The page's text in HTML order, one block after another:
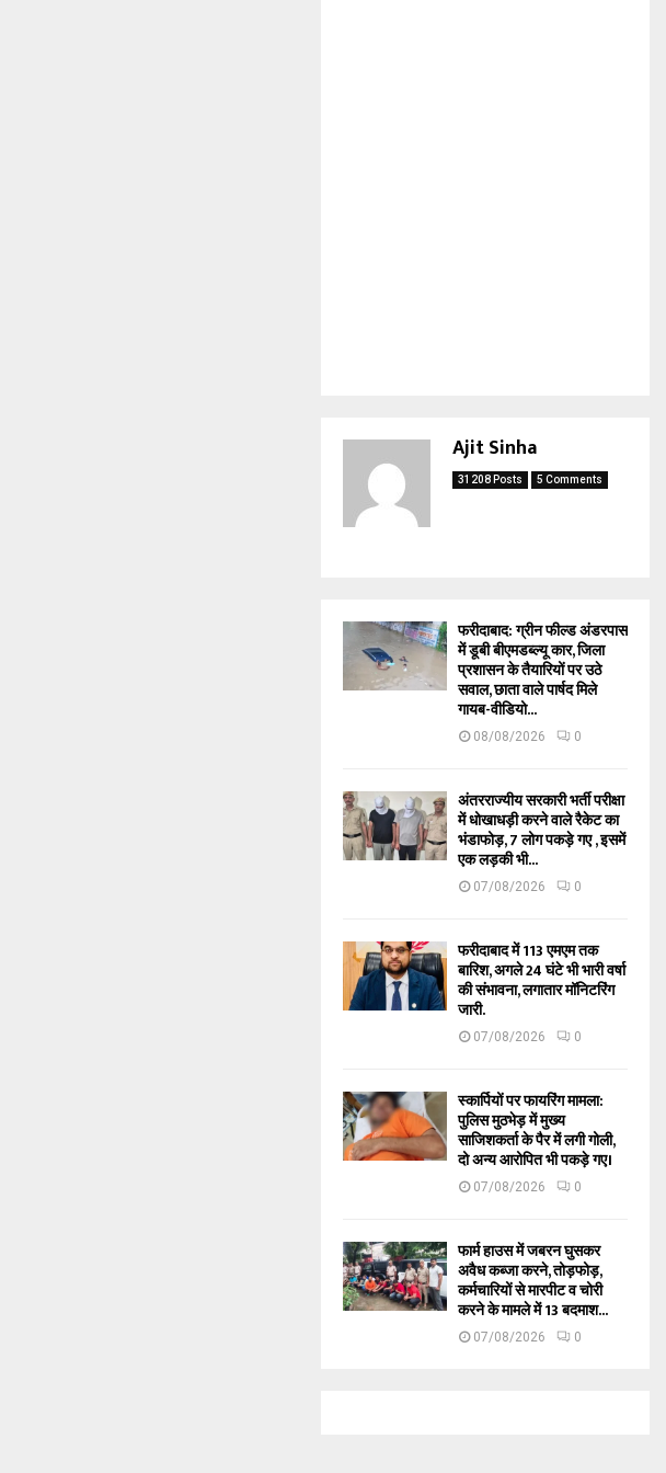
Ajit Sinha
31208 Posts 5 Comments
फरीदाबाद: ग्रीन फील्ड अंडरपास
में डूबी बीएमडब्ल्यू कार, जिला
प्रशासन के तैयारियों पर उठे
सवाल, छाता वाले पार्षद मिले
गायब-वीडियो...
08/08/2026 0
अंतरराज्यीय सरकारी भर्ती परीक्षा
में धोखाधड़ी करने वाले रैकेट का
भंडाफोड़, 7 लोग पकड़े गए , इसमें
एक लड़की भी...
07/08/2026 0
फरीदाबाद में 113 एमएम तक
बारिश, अगले 24 घंटे भी भारी वर्षा
की संभावना, लगातार मॉनिटरिंग
जारी.
07/08/2026 0
स्कार्पियों पर फायरिंग मामला:
पुलिस मुठभेड़ में मुख्य
साजिशकर्ता के पैर में लगी गोली,
दो अन्य आरोपित भी पकड़े गए।
07/08/2026 0
फार्म हाउस में जबरन घुसकर
अवैध कब्जा करने, तोड़फोड़,
कर्मचारियों से मारपीट व चोरी
करने के मामले में 13 बदमाश...
07/08/2026 0